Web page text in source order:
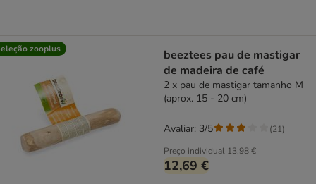
zooplus
beeztees pau de mastigar
de madeira de café
2 x pau de mastigar tamanho M
(aprox. 15 - 20 cm)
Preço individual 13,98 €
12,69 €
Avaliar: 3/5 (21)